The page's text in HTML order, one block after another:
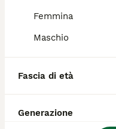
Femmina
Maschio
Fascia di età
Generazione
Quanto dura
Russkiy Toy?